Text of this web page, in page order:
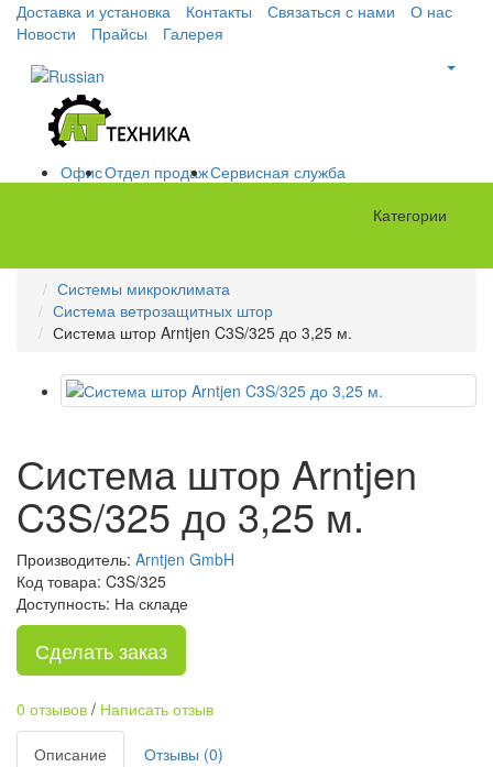
Доставка и установка Контакты Связаться с нами
О нас
Новости
Прайсы Галерея
ОфисОтдел продажСервисная служба
Категории
Системы микроклимата
Система ветрозащитных штор
Система штор Arntjen C3S/325 до 3,25 м.
Система штор Arntjen
C3S/325 до 3,25 м.
Производитель: Arntjen GmbH
Код товара: C3S/325
Доступность: На складе
Сделать заказ
0 отзывов / Написать отзыв
Описание
Отзывы (0)